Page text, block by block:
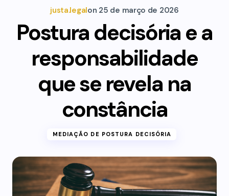
justa.legalon 25 de março de 2026
Postura decisória e a
responsabilidade
que se revela na
constância
MEDIAÇÃO DE POSTURA DECISÓRIA